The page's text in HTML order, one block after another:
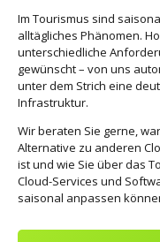
Im Tourismus sind
alltägliches Phänomen.
unterschiedliche
gewünscht – von uns
unter dem Strich eine
Infrastruktur.
Wir beraten Sie gerne,
Alternative zu anderen
ist und wie Sie über das
Cloud-Services und
saisonal anpassen